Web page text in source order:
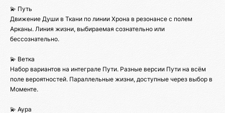
💫 Путь
Движение Души в Ткани по линии Хрона в резонансе с полем
Арканы. Линия жизни, выбираемая сознательно или
бессознательно.
💫 Ветка
Набор вариантов на интеграле Пути. Разные версии Пути на всём
поле вероятностей. Параллельные жизни, доступные через выбор в
Моменте.
💫 Аура